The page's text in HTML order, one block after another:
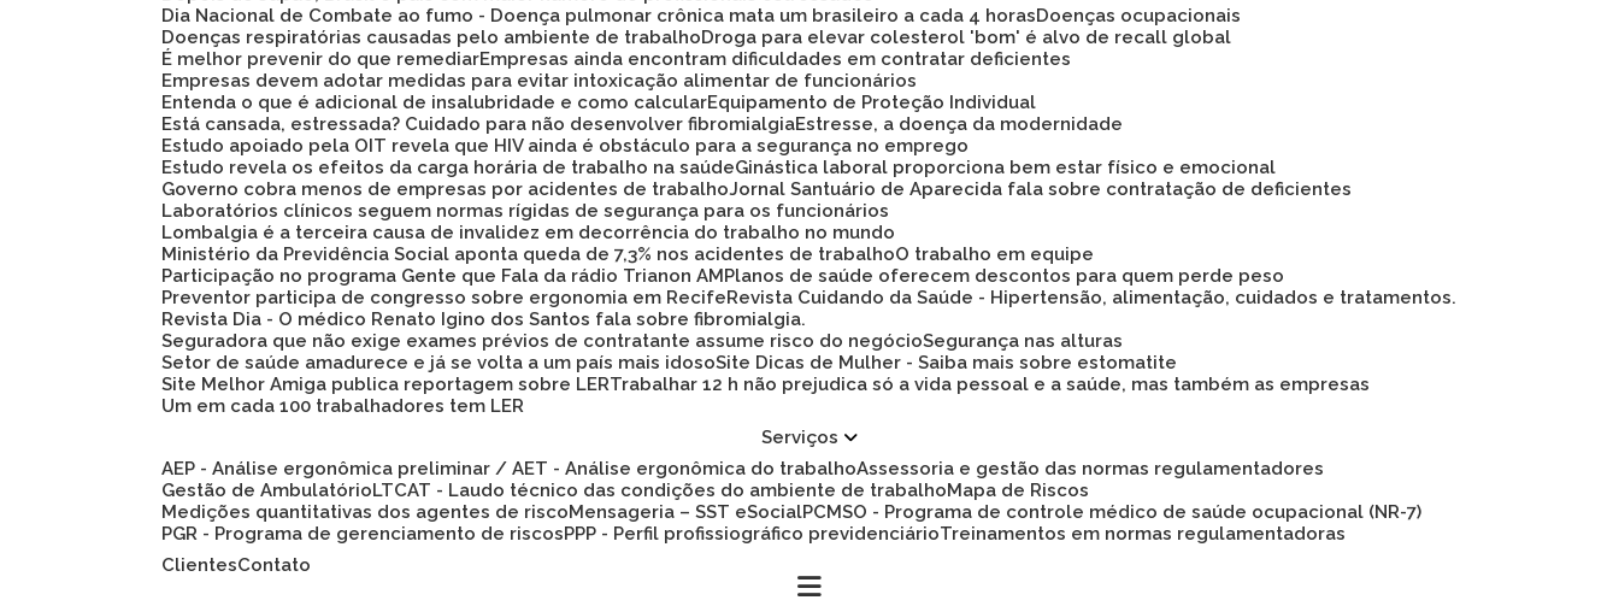
Dia Nacional de Combate ao fumo - Doença pulmonar crônica mata um brasileiro a cada 4 horas
Doenças ocupacionais
Doenças respiratórias causadas pelo ambiente de trabalho
Droga para elevar colesterol 'bom' é alvo de recall global
É melhor prevenir do que remediar Empresas ainda encontram dificuldades em contratar deficientes
Empresas devem adotar medidas para evitar intoxicação alimentar de funcionários
Entenda o que é adicional de insalubridade e como calcular Equipamento de Proteção Individual
Está cansada, estressada? Cuidado para não desenvolver fibromialgia Estresse, a doença da modernidade
Estudo apoiado pela OIT revela que HIV ainda é obstáculo para a segurança no emprego
Estudo revela os efeitos da carga horária de trabalho na saúde
Ginástica laboral proporciona bem estar físico e emocional
Governo cobra menos de empresas por acidentes de trabalho Jornal Santuário de Aparecida fala sobre contratação de deficientes
Laboratórios clínicos seguem normas rígidas de segurança para os funcionários
Lombalgia é a terceira causa de invalidez em decorrência do trabalho no mundo
Ministério da Previdência Social aponta queda de 7,3% nos acidentes de trabalho
O trabalho em equipe
Participação no programa Gente que Fala da rádio Trianon AM
Planos de saúde oferecem descontos para quem perde peso
Preventor participa de congresso sobre ergonomia em Recife
Revista Cuidando da Saúde - Hipertensão, alimentação, cuidados e tratamentos.
Revista Dia - O médico Renato Igino dos Santos fala sobre fibromialgia.
Seguradora que não exige exames prévios de contratante assume risco do negócio Segurança nas alturas
Setor de saúde amadurece e já se volta a um país mais idoso Site Dicas de Mulher - Saiba mais sobre estomatite
Site Melhor Amiga publica reportagem sobre LER
Trabalhar 12 h não prejudica só a vida pessoal e a saúde, mas também as empresas
Um em cada 100 trabalhadores tem LER
Serviços
AEP - Análise ergonômica preliminar / AET - Análise ergonômica do trabalho Assessoria e gestão das normas regulamentadores
Gestão de Ambulatório LTCAT - Laudo técnico das condições do ambiente de trabalho
Mapa de Riscos
Medições quantitativas dos agentes de risco
Mensageria – SST eSocial PCMSO - Programa de controle médico de saúde ocupacional (NR-7)
PGR - Programa de gerenciamento de riscos
PPP - Perfil profissiográfico previdenciário
Treinamentos em normas regulamentadoras
Clientes
Contato